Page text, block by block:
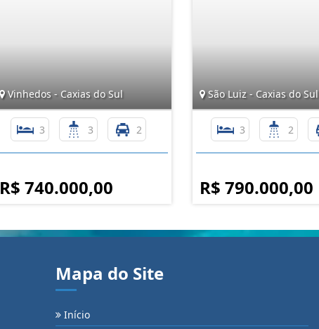
Vinhedos - Caxias do Sul
3 3 2
R$ 740.000,00
São Luiz - Caxias do Sul
3 2
R$ 790.000,00
Mapa do Site
Início